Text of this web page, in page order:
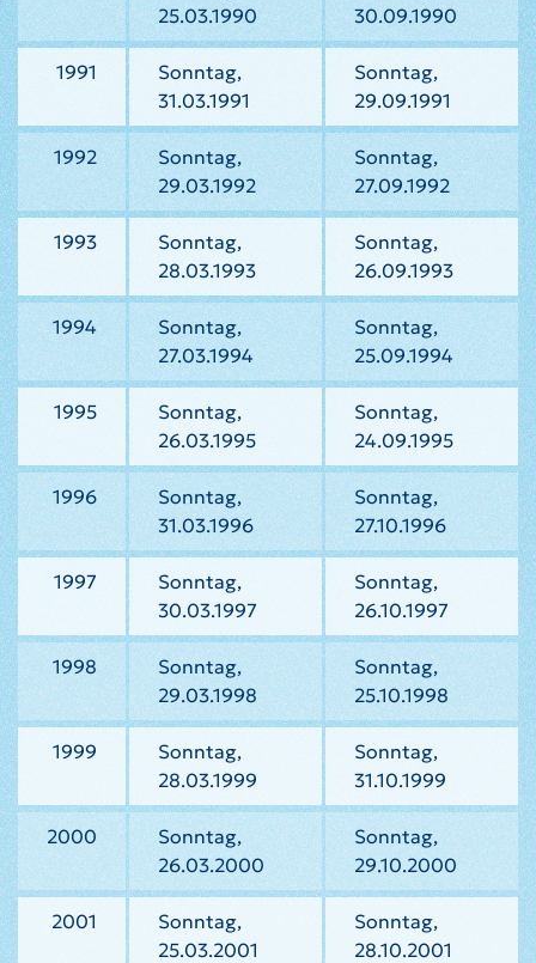
25.03.1990
30.09.1990
1991
Sonntag,
31.03.1991
Sonntag,
29.09.1991
1992
Sonntag,
29.03.1992
Sonntag,
27.09.1992
1993
Sonntag,
28.03.1993
Sonntag,
26.09.1993
1994
Sonntag,
27.03.1994
Sonntag,
25.09.1994
1995
Sonntag,
26.03.1995
Sonntag,
24.09.1995
1996
Sonntag,
31.03.1996
Sonntag,
27.10.1996
1997
Sonntag,
30.03.1997
Sonntag,
26.10.1997
1998
Sonntag,
29.03.1998
Sonntag,
25.10.1998
1999
Sonntag,
28.03.1999
Sonntag,
31.10.1999
2000
Sonntag,
26.03.2000
Sonntag,
29.10.2000
2001
Sonntag,
25.03.2001
Sonntag,
28.10.2001